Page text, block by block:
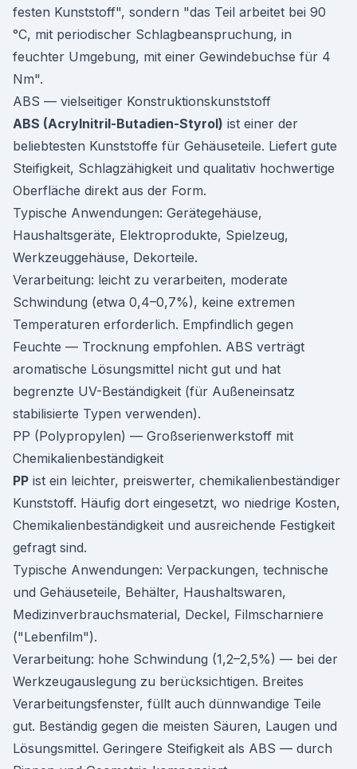
festen Kunststoff", sondern "das Teil arbeitet bei 90
°C, mit periodischer Schlagbeanspruchung, in
feuchter Umgebung, mit einer Gewindebuchse für 4
Nm".
ABS — vielseitiger Konstruktionskunststoff
ABS (Acrylnitril-Butadien-Styrol) ist einer der
beliebtesten Kunststoffe für Gehäuseteile. Liefert gute
Steifigkeit, Schlagzähigkeit und qualitativ hochwertige
Oberfläche direkt aus der Form.
Typische Anwendungen: Gerätegehäuse,
Haushaltsgeräte, Elektroprodukte, Spielzeug,
Werkzeuggehäuse, Dekorteile.
Verarbeitung: leicht zu verarbeiten, moderate
Schwindung (etwa 0,4–0,7%), keine extremen
Temperaturen erforderlich. Empfindlich gegen
Feuchte — Trocknung empfohlen. ABS verträgt
aromatische Lösungsmittel nicht gut und hat
begrenzte UV-Beständigkeit (für Außeneinsatz
stabilisierte Typen verwenden).
PP (Polypropylen) — Großserienwerkstoff mit
Chemikalienbeständigkeit
PP ist ein leichter, preiswerter, chemikalienbeständiger
Kunststoff. Häufig dort eingesetzt, wo niedrige Kosten,
Chemikalienbeständigkeit und ausreichende Festigkeit
gefragt sind.
Typische Anwendungen: Verpackungen, technische
und Gehäuseteile, Behälter, Haushaltswaren,
Medizinverbrauchsmaterial, Deckel, Filmscharniere
("Lebenfilm").
Verarbeitung: hohe Schwindung (1,2–2,5%) — bei der
Werkzeugauslegung zu berücksichtigen. Breites
Verarbeitungsfenster, füllt auch dünnwandige Teile
gut. Beständig gegen die meisten Säuren, Laugen und
Lösungsmittel. Geringere Steifigkeit als ABS — durch